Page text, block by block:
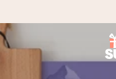
Objednejte